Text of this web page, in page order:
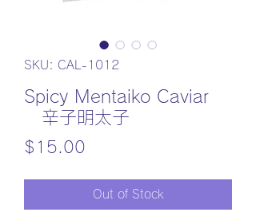
SKU: CAL-1012
Spicy Mentaiko Caviar
辛子明太子
$15.00
Out of Stock